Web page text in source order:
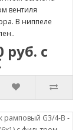
вентиля
В ниппеле
руб. с